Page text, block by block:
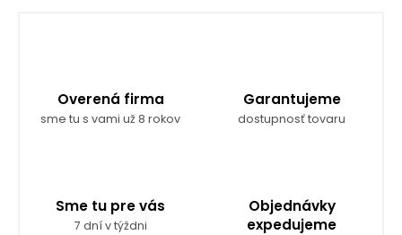
Overená firma
sme tu s vami už 8 rokov
Garantujeme
dostupnosť tovaru
Sme tu pre vás
7 dní v týždni
Objednávky
expedujeme